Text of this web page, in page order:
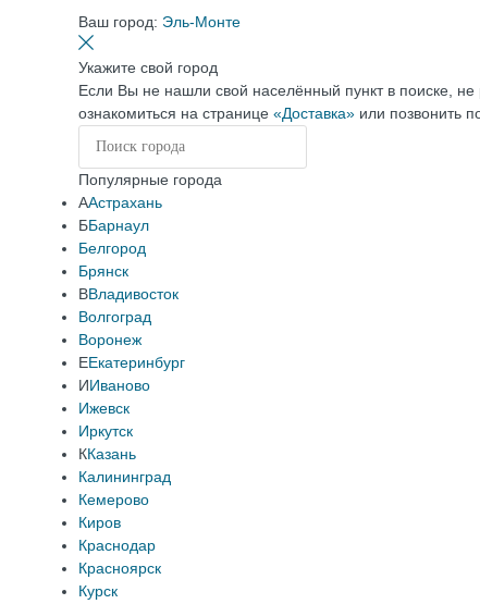
Ваш город: Эль-Монте
Укажите свой город
Если Вы не нашли свой населённый пункт в поиске,
ознакомиться на странице «Доставка» или позвонить
Популярные города
ААстрахань
ББарнаул
Белгород
Брянск
ВВладивосток
Волгоград
Воронеж
ЕЕкатеринбург
ИИваново
Ижевск
Иркутск
ККазань
Калининград
Кемерово
Киров
Краснодар
Красноярск
Курск